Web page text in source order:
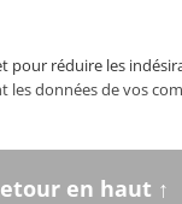
pour réduire les
les données de vos
en haut ↑